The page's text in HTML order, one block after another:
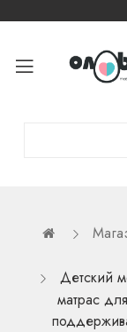
Детский
матрас